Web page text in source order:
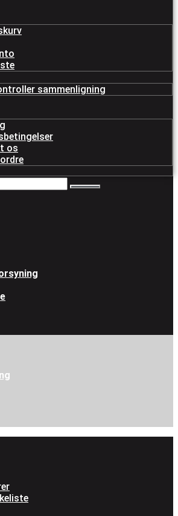
sammenligning
os